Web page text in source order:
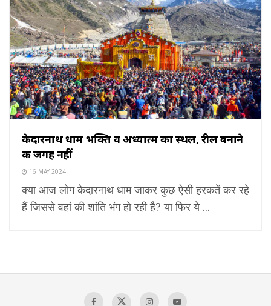
केदारनाथ धाम भक्ति व अध्यात्म का स्थल, रील बनाने
की जगह नहीं
16 MAY 2024
क्या आज लोग केदारनाथ धाम जाकर कुछ ऐसी हरकतें कर रहे
हैं जिससे वहां की शांति भंग हो रही है? या फिर ये ...